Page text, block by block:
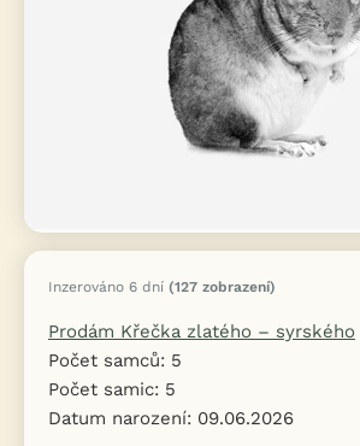
Inzerováno 6 dní (127 zobrazení)
Prodám Křečka zlatého – syrského
Počet samců: 5
Počet samic: 5
Datum narození: 09.06.2026